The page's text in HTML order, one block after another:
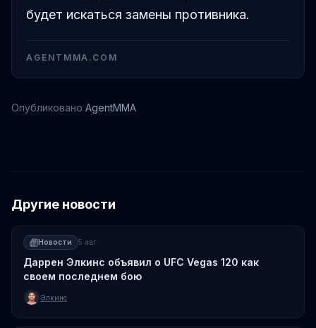
будет искаться замены противника.
AGENTMMA.COM
Опубликовано AgentMMA
Другие новости
Новости 5 авг.
Даррен Элкинс объявил о UFC Vegas 120 как
своем последнем бою
Элкинс